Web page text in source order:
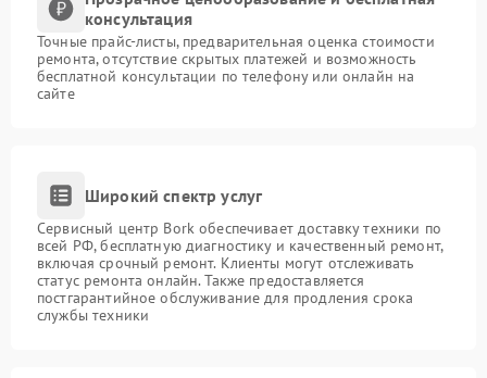
консультация
Точные прайс-листы, предварительная оценка стоимости
ремонта, отсутствие скрытых платежей и возможность
бесплатной консультации по телефону или онлайн на
сайте
Широкий спектр услуг
Сервисный центр Bork обеспечивает доставку техники по
всей РФ, бесплатную диагностику и качественный ремонт,
включая срочный ремонт. Клиенты могут отслеживать
статус ремонта онлайн. Также предоставляется
постгарантийное обслуживание для продления срока
службы техники